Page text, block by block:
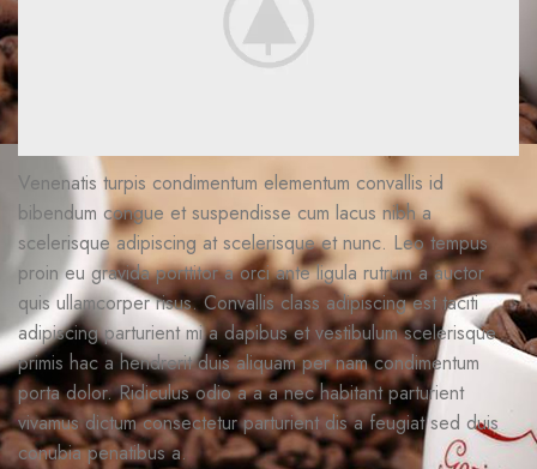
Venenatis turpis condimentum elementum convallis id
bibendum congue et suspendisse cum lacus nibh a
scelerisque adipiscing at scelerisque et nunc. Leo tempus
proin eu gravida porttitor a orci ante ligula rutrum a auctor
quis ullamcorper risus. Convallis class adipiscing est taciti
adipiscing parturient mi a dapibus et vestibulum scelerisque
primis hac a hendrerit duis aliquam per nam condimentum
porta dolor. Ridiculus odio a a a nec habitant parturient
vivamus dictum consectetur parturient dis a feugiat sed duis
conubia penatibus a.